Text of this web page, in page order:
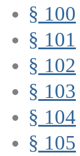
§ 100
§ 101
§ 102
§ 103
§ 104
§ 105